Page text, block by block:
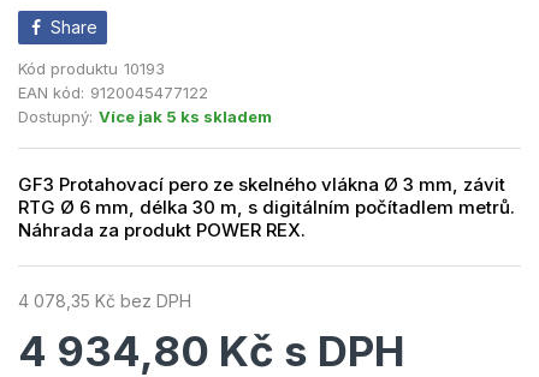
Share
Kód produktu 10193
EAN kód: 9120045477122
Dostupný: Více jak 5 ks skladem
GF3 Protahovací pero ze skelného vlákna Ø 3 mm, závit
RTG Ø 6 mm, délka 30 m, s digitálním počítadlem metrů.
Náhrada za produkt POWER REX.
4 078,35 Kč bez DPH
4 934,80 Kč s DPH